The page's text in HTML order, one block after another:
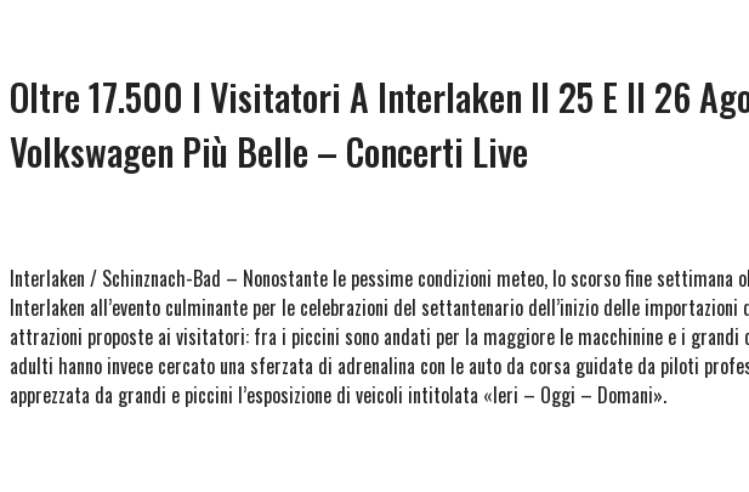
Oltre 17.500 I Visitatori A Interlaken Il 25 E Il 26
Volkswagen Più Belle – Concerti Live
Interlaken / Schinznach-Bad – Nonostante le pessime condizioni meteo, lo scorso fine
Interlaken all’evento culminante per le celebrazioni del settantenario dell’inizio delle importazioni
attrazioni proposte ai visitatori: fra i piccini sono andati per la maggiore le macchinine e i
adulti hanno invece cercato una sferzata di adrenalina con le auto da corsa guidate da piloti
apprezzata da grandi e piccini l’esposizione di veicoli intitolata «Ieri – Oggi – Domani».